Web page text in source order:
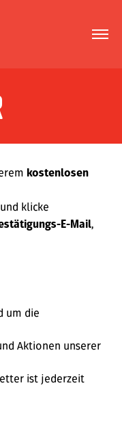
kostenlosen
klicke
E-Mail,
um die
Aktionen unserer
ist jederzeit